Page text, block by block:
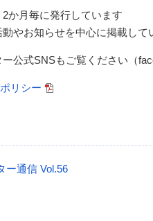
か月毎に発行しています
やお知らせを中心に掲載し
公式SNSもご覧ください（
リシー
ー通信 Vol.56